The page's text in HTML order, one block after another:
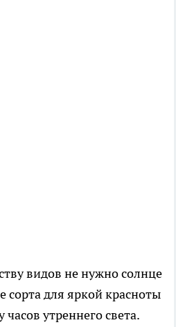
видов не нужно солнце
сорта для яркой красноты
часов утреннего света.